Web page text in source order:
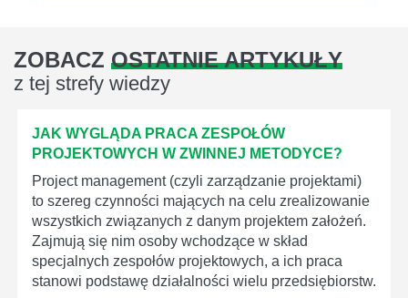
ZOBACZ OSTATNIE ARTYKUŁY
z tej strefy wiedzy
JAK WYGLĄDA PRACA ZESPOŁÓW
PROJEKTOWYCH W ZWINNEJ METODYCE?
Project management (czyli zarządzanie projektami)
to szereg czynności mających na celu zrealizowanie
wszystkich związanych z danym projektem założeń.
Zajmują się nim osoby wchodzące w skład
specjalnych zespołów projektowych, a ich praca
stanowi podstawę działalności wielu przedsiębiorstw.